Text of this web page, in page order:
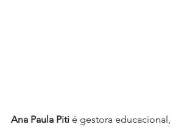
Ana Paula Piti é gestora educacional,